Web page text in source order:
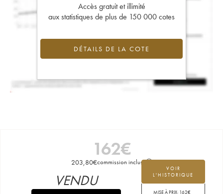
Accès gratuit et illimité
aux statistiques de plus de 150 000 cotes
DÉTAILS DE LA COTE
162€
203,80€commission incluse
VOIR
L'HISTORIQUE
MISE À PRIX: 162€
VENDU